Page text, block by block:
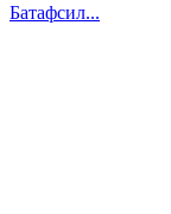
Батафсил...